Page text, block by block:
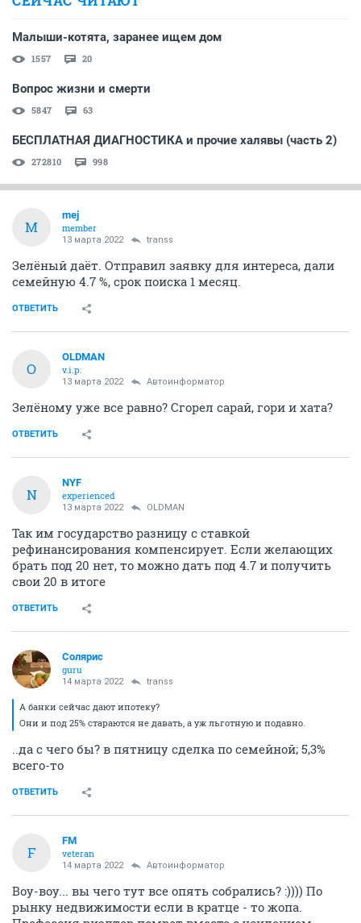
Малыши-котята, заранее ищем дом
1557 20
Вопрос жизни и смерти
5847 63
БЕСПЛАТНАЯ ДИАГНОСТИКА и прочие халявы (часть 2)
272810 998
M
mej
member
13 марта 2022 transs
Зелёный даёт. Отправил заявку для интереса, дали
семейную 4.7 %, срок поиска 1 месяц.
ОТВЕТИТЬ
O
OLDMAN
v.i.p.
13 марта 2022 Автоинформатор
Зелёному уже все равно? Сгорел сарай, гори и хата?
ОТВЕТИТЬ
N
NYF
experienced
13 марта 2022 OLDMAN
Так им государство разницу с ставкой
рефинансирования компенсирует. Если желающих
брать под 20 нет, то можно дать под 4.7 и получить
свои 20 в итоге
ОТВЕТИТЬ
Солярис
guru
14 марта 2022 transs
А банки сейчас дают ипотеку?
Они и под 25% стараются не давать, а уж льготную и подавно.
..да с чего бы? в пятницу сделка по семейной; 5,3%
всего-то
ОТВЕТИТЬ
F
FM
veteran
14 марта 2022 Автоинформатор
Воу-воу... вы чего тут все опять собрались? :)))) По
рынку недвижимости если в кратце - то жопа.